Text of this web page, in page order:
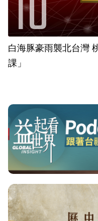
白海豚豪雨襲北台灣
課」